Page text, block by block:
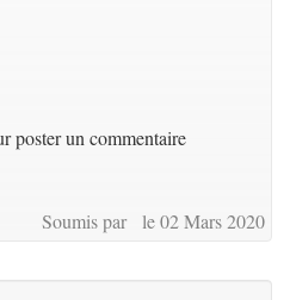
poster un commentaire
Soumis par le 02 Mars 2020